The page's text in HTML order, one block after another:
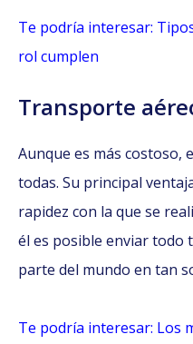
Te podría interesar:
rol cumplen
Transporte
Aunque es más costoso,
todas. Su principal
rapidez con la que se
él es posible enviar todo
parte del mundo en tan
Te podría interesar: Los